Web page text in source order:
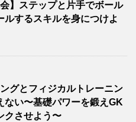
会】ステップと片手でボール
ルするスキルを身につけよ
グとフィジカルトレーニン
ない〜基礎パワーを鍛えGK
クさせよう〜